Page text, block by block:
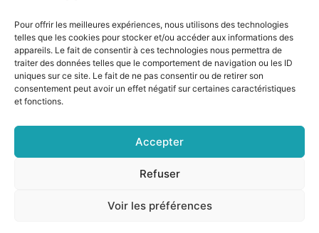
Pour offrir les meilleures expériences, nous utilisons des technologies
telles que les cookies pour stocker et/ou accéder aux informations des
appareils. Le fait de consentir à ces technologies nous permettra de
traiter des données telles que le comportement de navigation ou les ID
uniques sur ce site. Le fait de ne pas consentir ou de retirer son
consentement peut avoir un effet négatif sur certaines caractéristiques
et fonctions.
Accepter
Refuser
Voir les préférences
Aide
Nous contacter
Nous trouver
Préparer sa formation
Sessions garanties
Qualité & certification